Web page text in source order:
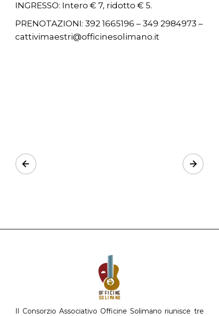
INGRESSO: Intero € 7, ridotto € 5.
PRENOTAZIONI: 392 1665196 – 349 2984973 –
cattivimaestri@officinesolimano.it
Il Consorzio Associativo Officine Solimano riunisce tre